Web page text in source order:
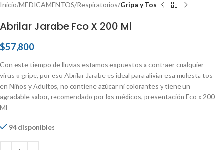
Inicio MEDICAMENTOS Respiratorios Gripa y Tos
Abrilar Jarabe Fco X 200 Ml
$57,800
Con este tiempo de lluvias estamos expuestos a contraer cualquier
virus o gripe, por eso Abrilar Jarabe es ideal para aliviar esa molesta tos
en Niños y Adultos, no contiene azúcar ni colorantes y tiene un
agradable sabor, recomendado por los médicos, presentación Fco x 200
Ml
94 disponibles